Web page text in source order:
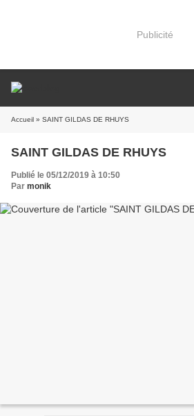
Publicité
Accueil » SAINT GILDAS DE RHUYS
SAINT GILDAS DE RHUYS
Publié le 05/12/2019 à 10:50
Par monik